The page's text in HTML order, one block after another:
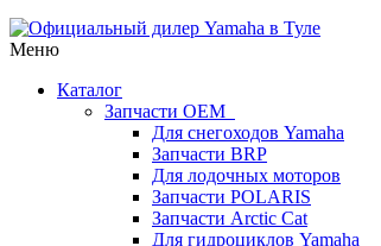
Меню
Каталог
Запчасти OEM
Для снегоходов Yamaha
Запчасти BRP
Для лодочных моторов
Запчасти POLARIS
Запчасти Arctic Cat
Для гидроциклов Yamaha